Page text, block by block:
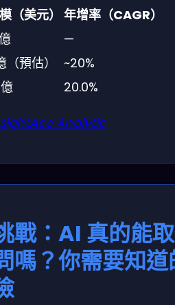
（美元） 年增率（CAGR）
—
預估）
~20%
20.0%
Analytic
戰：AI 真的能
嗎？你需要知道